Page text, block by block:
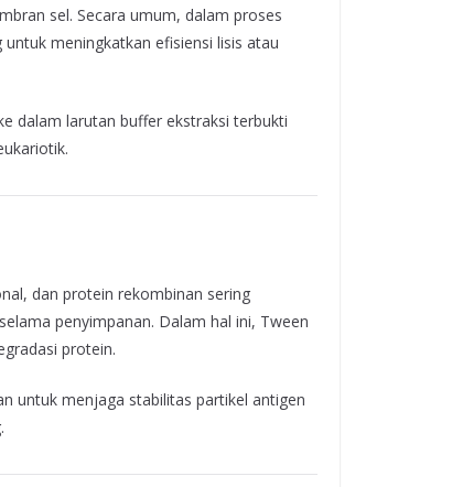
sel. Secara umum, dalam proses
meningkatkan efisiensi lisis atau
dalam larutan buffer ekstraksi terbukti
dan protein rekombinan sering
penyimpanan. Dalam hal ini, Tween
protein.
untuk menjaga stabilitas partikel antigen